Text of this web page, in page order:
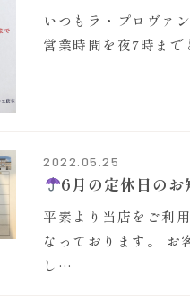
いつもラ・プロヴァ
営業時間を夜7時ま
2022.05.25
6月の定休日のお
平素より当店をご利
なっております。 お
し…